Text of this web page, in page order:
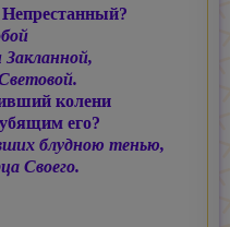
колени
его?
блудною тенью,
Своего.